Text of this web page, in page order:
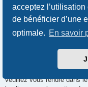
acceptez
de bénéficier d’une
optimale. En savoir
Chaque administrateur
jointes. Si vous n’êtes
nous vous invitons à
Comment puis-je
Pour retrouver la liste des
veuillez vous rendre dans